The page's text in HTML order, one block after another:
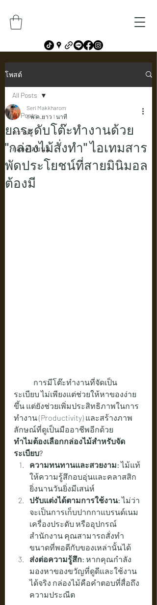
โพสต์
All Posts
ความรู้
กล่องใส่ขนม
All Posts
ยกระดับโต๊ะทำงานด้วย
"กล่องไม้สั่งทำ" ไอเทมสาร
พัดประโยชน์ที่สายมินิมอล
ต้องมี
Seri Makkharom
8 พ.ค. ยาว 1 นาที
ระเบียบ ไม่เพียงแต่ช่วยให้หาของง่าย
ขึ้น แต่ยังช่วยเพิ่มประสิทธิภาพในการ
ทำงาน (Productivity) และสร้างภาพ
ลักษณ์ที่ดูเป็นมืออาชีพอีกด้วย
ทำไมต้องเลือกกล่องไม้สำหรับจัด
ระเบียบ?
ความทนทานและสวยงาม: ไม้แท้
ให้ความรู้สึกอบอุ่นและคลาสสิก
ยิ่งนานวันยิ่งมีเสน่ห์
ปรับแต่งได้ตามการใช้งาน: ไม่ว่า
จะเป็นการเก็บปากกาแบรนด์เนม
เครื่องประดับ หรืออุปกรณ์
สำนักงาน คุณสามารถสั่งทำ
ขนาดที่พอดีกับของเหล่านั้นได้
ส่งต่อความรู้สึก: หากคุณกำลัง
มองหาของขวัญที่ดูดีและใช้งาน
ได้จริง กล่องไม้คือคำตอบที่สื่อถึง
ความประณีต